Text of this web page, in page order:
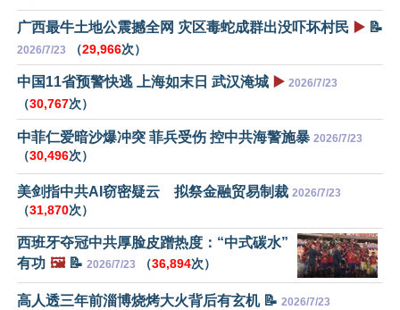
广西最牛土地公震撼全网 灾区毒蛇成群出没吓坏村民 ▶️ 📝
2026/7/23 （29,966次）
中国11省预警快逃 上海如末日 武汉淹城 ▶️ 2026/7/23
（30,767次）
中菲仁爱暗沙爆冲突 菲兵受伤 控中共海警施暴 2026/7/23
（30,496次）
美剑指中共AI窃密疑云 拟祭金融贸易制裁 2026/7/23
（31,870次）
西班牙夺冠中共厚脸皮蹭热度：“中式碳水”
有功 🖼️📝 2026/7/23 （36,894次）
高人透三年前淄博烧烤大火背后有玄机 📝 2026/7/23